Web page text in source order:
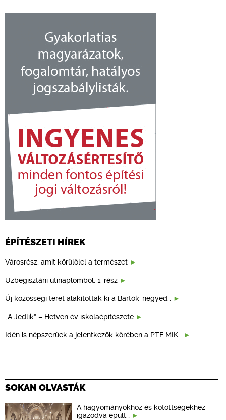
ÉPÍTÉSZETI HÍREK
Városrész, amit körülölel a természet
Üzbegisztáni útinaplómból, 1. rész
Új közösségi teret alakítottak ki a Bartók-negyed…
„A Jedlik” – Hetven év iskolaépítészete
Idén is népszerűek a jelentkezők körében a PTE MIK…
SOKAN OLVASTÁK
A hagyományokhoz és kötöttségekhez
igazodva épült…